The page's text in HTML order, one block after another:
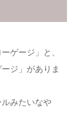
ゲージ」と、
ジ」がありま
みたいなや